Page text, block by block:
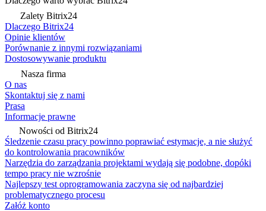
Zalety Bitrix24
Dlaczego Bitrix24
Opinie klientów
Porównanie z innymi rozwiązaniami
Dostosowywanie produktu
Nasza firma
O nas
Skontaktuj się z nami
Prasa
Informacje prawne
Nowości od Bitrix24
Śledzenie czasu pracy powinno poprawiać estymacje, a nie służyć
do kontrolowania pracowników
Narzędzia do zarządzania projektami wydają się podobne, dopóki
tempo pracy nie wzrośnie
Najlepszy test oprogramowania zaczyna się od najbardziej
problematycznego procesu
Załóż konto